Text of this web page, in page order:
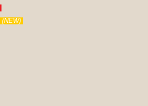
(NEW)